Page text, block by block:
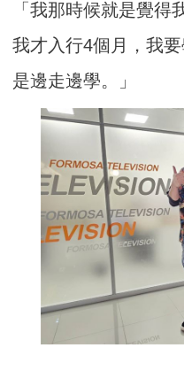
「我那時候就是覺得
我才入行4個月，我
是邊走邊學。」